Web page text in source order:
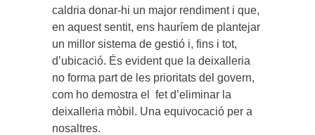
caldria donar-hi un major rendiment i que,
en aquest sentit, ens hauríem de plantejar
un millor sistema de gestió i, fins i tot,
d’ubicació. És evident que la deixalleria
no forma part de les prioritats del govern,
com ho demostra el fet d’eliminar la
deixalleria mòbil. Una equivocació per a
nosaltres.